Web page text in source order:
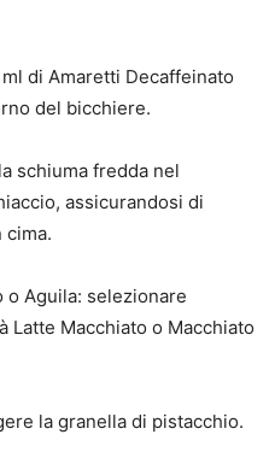
di Amaretti Decaffeinato
del bicchiere.
schiuma fredda nel
assicurandosi di
cima.
o Aguila: selezionare
Latte Macchiato o Macchiato
la granella di pistacchio.